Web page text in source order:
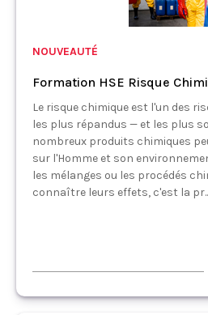
NOUVEAUTÉ
Formation HSE Risque
Le risque chimique est l'un des
les plus répandus — et les plus
nombreux produits chimiques
sur l'Homme et son
les mélanges ou les procédés
connaître leurs effets, c'est la